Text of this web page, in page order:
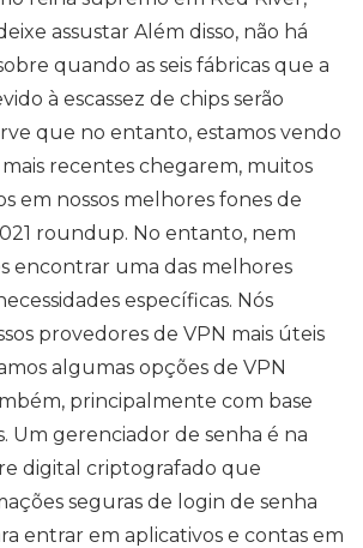
assustar Além disso, não há
quando as seis fábricas que a
à escassez de chips serão
que no entanto, estamos vendo
recentes chegarem, muitos
em nossos melhores fones de
roundup. No entanto, nem
encontrar uma das melhores
específicas. Nós
provedores de VPN mais úteis
algumas opções de VPN
principalmente com base
Um gerenciador de senha é na
digital criptografado que
seguras de login de senha
entrar em aplicativos e contas em